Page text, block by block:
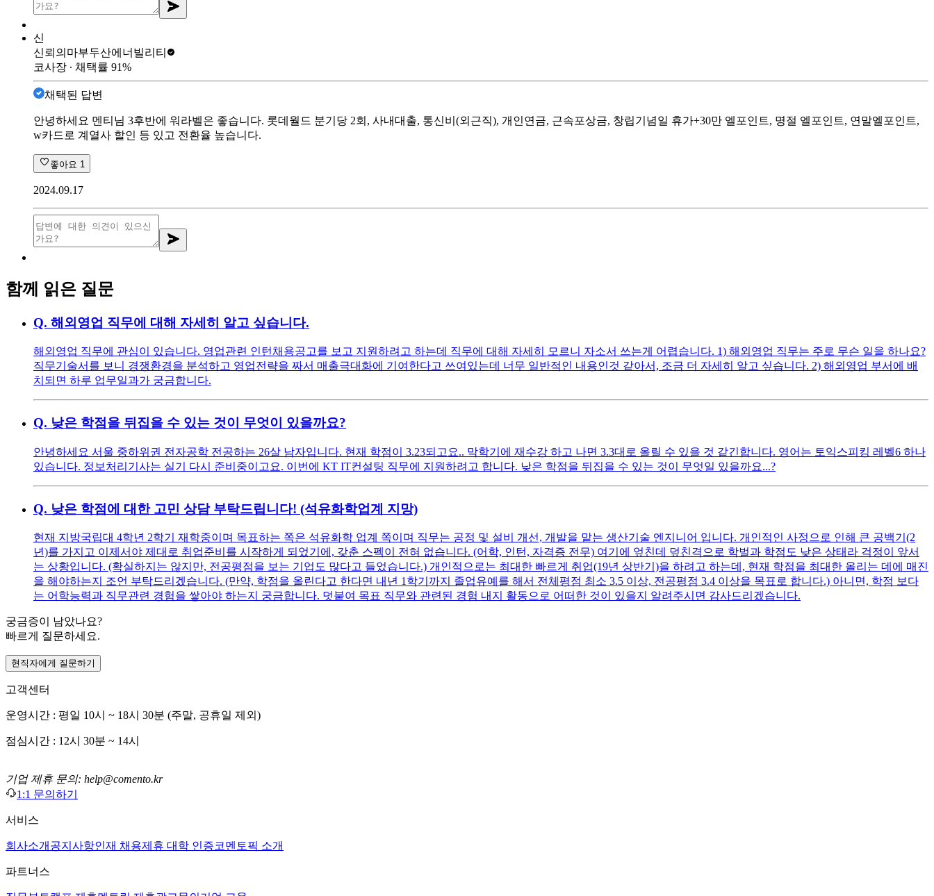
신
신뢰의마부두산에너빌리티
코사장 ∙ 채택률 91%
채택된 답변
안녕하세요 멘티님 3후반에 워라벨은 좋습니다. 롯데월드 분기당 2회, 사내대출, 통신비(외근직), 개인연금, 근속포상금, 창립기념일 휴가+30만 엘포인트, 명절 엘포인트, 연말엘포인트,
w카드로 계열사 할인 등 있고 전환율 높습니다.
좋아요 1
2024.09.17
함께 읽은 질문
Q. 해외영업 직무에 대해 자세히 알고 싶습니다.
해외영업 직무에 관심이 있습니다. 영업관련 인턴채용공고를 보고 지원하려고 하는데 직무에 대해 자세히 모르니 자소서 쓰는게 어렵습니다. 1) 해외영업 직무는 주로 무슨 일을 하나요?
직무기술서를 보니 경쟁환경을 분석하고 영업전략을 짜서 매출극대화에 기여한다고 쓰여있는데 너무 일반적인 내용인것 같아서, 조금 더 자세히 알고 싶습니다. 2) 해외영업 부서에 배
치되면 하루 업무일과가 궁금합니다.
Q. 낮은 학점을 뒤집을 수 있는 것이 무엇이 있을까요?
안녕하세요 서울 중하위권 전자공학 전공하는 26살 남자입니다. 현재 학점이 3.23되고요.. 막학기에 재수강 하고 나면 3.3대로 올릴 수 있을 것 같긴합니다. 영어는 토익스피킹 레벨6 하나
있습니다. 정보처리기사는 실기 다시 준비중이고요. 이번에 KT IT컨설팅 직무에 지원하려고 합니다. 낮은 학점을 뒤집을 수 있는 것이 무엇일 있을까요...?
Q. 낮은 학점에 대한 고민 상담 부탁드립니다! (석유화학업계 지망)
현재 지방국립대 4학년 2학기 재학중이며 목표하는 쪽은 석유화학 업계 쪽이며 직무는 공정 및 설비 개선, 개발을 맡는 생산기술 엔지니어 입니다. 개인적인 사정으로 인해 큰 공백기(2
년)를 가지고 이제서야 제대로 취업준비를 시작하게 되었기에, 갖춘 스펙이 전혀 없습니다. (어학, 인턴, 자격증 전무) 여기에 엎친데 덮친격으로 학벌과 학점도 낮은 상태라 걱정이 앞서
는 상황입니다. (확실하지는 않지만, 전공평점을 보는 기업도 많다고 들었습니다.) 개인적으로는 최대한 빠르게 취업(19년 상반기)을 하려고 하는데, 현재 학점을 최대한 올리는 데에 매진
을 해야하는지 조언 부탁드리겠습니다. (만약, 학점을 올린다고 한다면 내년 1학기까지 졸업유예를 해서 전체평점 최소 3.5 이상, 전공평점 3.4 이상을 목표로 합니다.) 아니면, 학점 보다
는 어학능력과 직무관련 경험을 쌓아야 하는지 궁금합니다. 덧붙여 목표 직무와 관련된 경험 내지 활동으로 어떠한 것이 있을지 알려주시면 감사드리겠습니다.
궁금증이 남았나요?
빠르게 질문하세요.
현직자에게 질문하기
고객센터
운영시간 : 평일 10시 ~ 18시 30분 (주말, 공휴일 제외)
점심시간 : 12시 30분 ~ 14시
기업 제휴 문의: help@comento.kr
1:1 문의하기
서비스
회사소개 공지사항인재 채용제휴 대학 인증코멘토픽 소개
파트너스